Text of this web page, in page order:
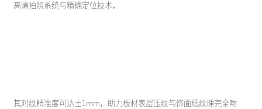
高清拍照系统与精确定位技术，
其对纹精准度可达±1mm，助力板材表层压纹与饰面纸纹理完全吻